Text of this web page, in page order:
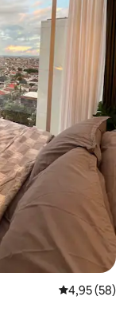
Évaluation
4,95 (58)